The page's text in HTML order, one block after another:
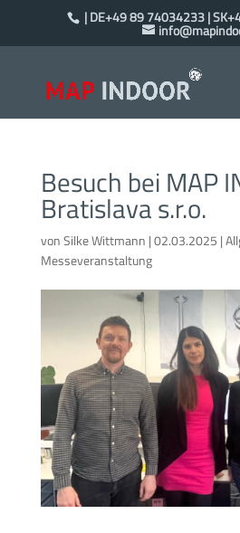
| DE+49 89 74034233 |
Besuch bei MAP
Bratislava s.r.o.
vonSilke Wittmann |02.03.2025 |
Messeveranstaltung